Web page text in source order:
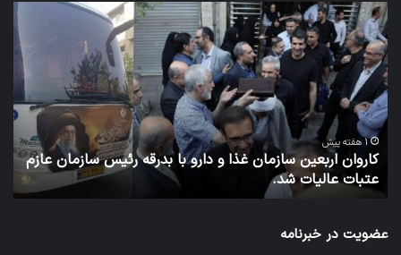
کاروان
اربعین
سازمان
غذا
و
دارو
با
بدرقه
رئیس
سازمان
عازم
عالیات
1 هفته پیش
کاروان اربعین سازمان غذا و دارو با بدرقه رئیس سازمان عازم
عتبات عالیات شد.
عضویت در خبرنامه